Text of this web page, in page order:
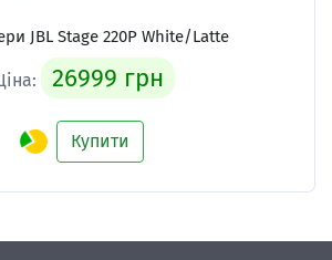
JBL Stage 220P White/Latte
26999 грн
Купити